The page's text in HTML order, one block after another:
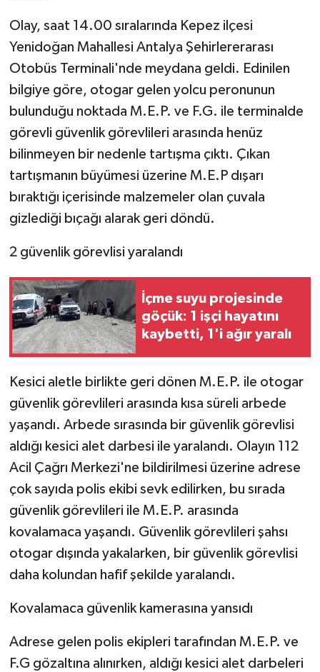
Olay, saat 14.00 sıralarında Kepez ilçesi
Yenidoğan Mahallesi Antalya Şehirlererarası
Otobüs Terminali'nde meydana geldi. Edinilen
bilgiye göre, otogar gelen yolcu peronunun
bulunduğu noktada M.E.P. ve F.G. ile terminalde
görevli güvenlik görevlileri arasında henüz
bilinmeyen bir nedenle tartışma çıktı. Çıkan
tartışmanın büyümesi üzerine M.E.P dışarı
bıraktığı içerisinde malzemeler olan çuvala
gizlediği bıçağı alarak geri döndü.
2 güvenlik görevlisi yaralandı
İçme suyu projesinde
göçük: 1 işçi hayatını
kaybetti, 1'i ağır yaralı
Kesici aletle birlikte geri dönen M.E.P. ile otogar
güvenlik görevlileri arasında kısa süreli arbede
yaşandı. Arbede sırasında bir güvenlik görevlisi
aldığı kesici alet darbesi ile yaralandı. Olayın 112
Acil Çağrı Merkezi'ne bildirilmesi üzerine adrese
çok sayıda polis ekibi sevk edilirken, bu sırada
güvenlik görevlileri ile M.E.P. arasında
kovalamaca yaşandı. Güvenlik görevlileri şahsı
otogar dışında yakalarken, bir güvenlik görevlisi
daha kolundan hafif şekilde yaralandı.
Kovalamaca güvenlik kamerasına yansıdı
Adrese gelen polis ekipleri tarafından M.E.P. ve
F.G gözaltına alınırken, aldığı kesici alet darbeleri